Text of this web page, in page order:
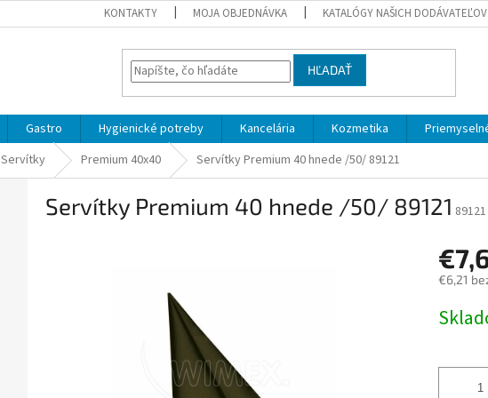
KONTAKTY MOJA OBJEDNÁVKA KATALÓGY NAŠICH DODÁVATEĽOV
HĽADAŤ
Gastro Hygienické potreby Kancelária Kozmetika
Servítky Premium 40x40 Servítky Premium 40 hnede /50/ 89121
Servítky Premium 40 hnede /50/ 89121 89121
€6,21
cena: